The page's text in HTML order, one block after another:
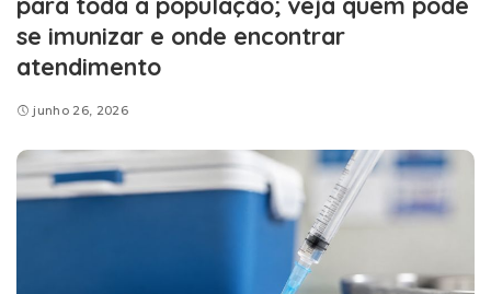
se imunizar e onde encontrar
atendimento
junho 26, 2026